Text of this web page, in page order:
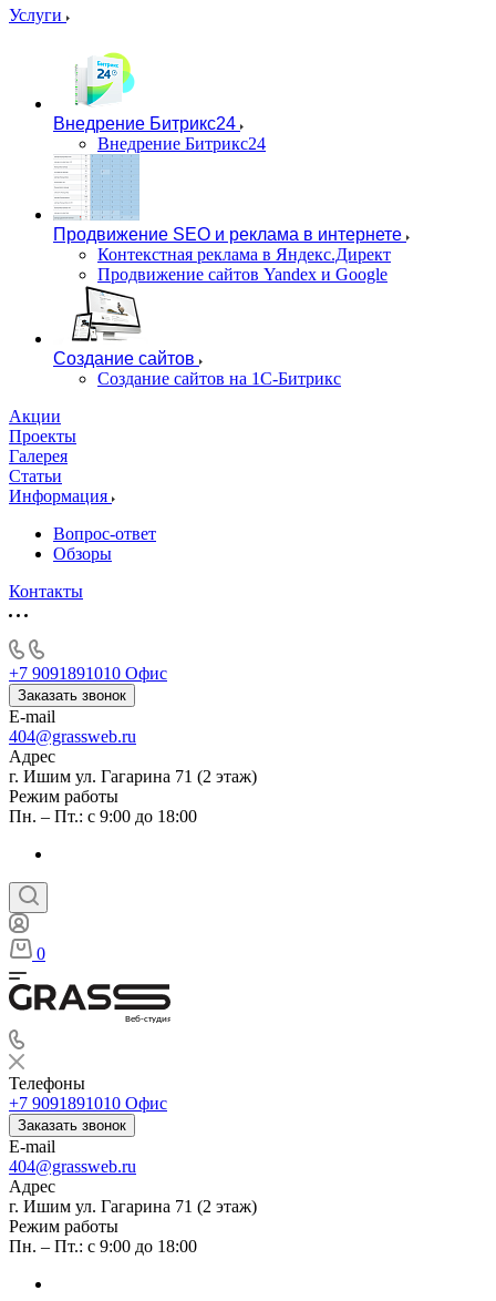
Услуги
Внедрение Битрикс24
Внедрение Битрикс24
Продвижение SEO и реклама в интернете
Контекстная реклама в Яндекс.Директ
Продвижение сайтов Yandex и Google
Создание сайтов
Создание сайтов на 1С-Битрикс
Акции
Проекты
Галерея
Статьи
Информация
Вопрос-ответ
Обзоры
Контакты
+7 9091891010 Офис
Заказать звонок
E-mail
404@grassweb.ru
Адрес
г. Ишим ул. Гагарина 71 (2 этаж)
Режим работы
Пн. – Пт.: с 9:00 до 18:00
0
Веб-студия
Телефоны
+7 9091891010 Офис
Заказать звонок
E-mail
404@grassweb.ru
Адрес
г. Ишим ул. Гагарина 71 (2 этаж)
Режим работы
Пн. – Пт.: с 9:00 до 18:00